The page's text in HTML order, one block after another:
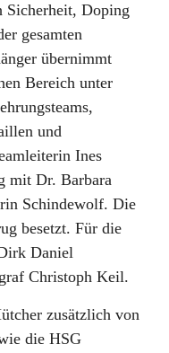
Sicherheit, Doping
gesamten
übernimmt
Bereich unter
und
Ines
mit Dr. Barbara
Schindewolf. Die
besetzt. Für die
Daniel
Christoph Keil.
zusätzlich von
die HSG